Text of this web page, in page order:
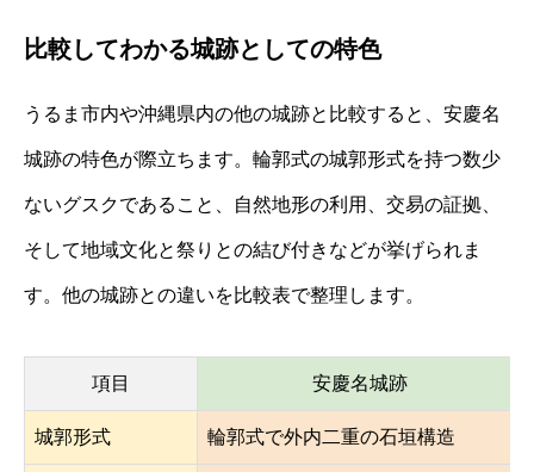
比較してわかる城跡としての特色
うるま市内や沖縄県内の他の城跡と比較すると、安慶名
城跡の特色が際立ちます。輪郭式の城郭形式を持つ数少
ないグスクであること、自然地形の利用、交易の証拠、
そして地域文化と祭りとの結び付きなどが挙げられま
す。他の城跡との違いを比較表で整理します。
項目 安慶名城跡
城郭形式 輪郭式で外内二重の石垣構造